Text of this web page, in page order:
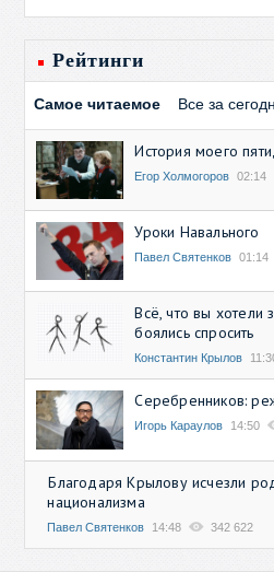
Рейтинги
Самое читаемое Все за
История моего
Егор Холмогоров 02:14
Уроки Навального
Павел Святенков 01:14
Всё, что вы хотели
боялись спросить
Константин Крылов
Серебренников:
Игорь Караулов 14:50
Благодаря Крылову исчезли
национализма
Павел Святенков 14:48 342 622